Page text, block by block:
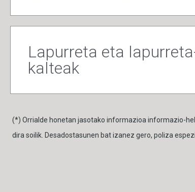
Lapurreta eta
kalteak
(*) Orrialde honetan jasotako informazioa informazio-
dira soilik. Desadostasunen bat izanez gero, poliza